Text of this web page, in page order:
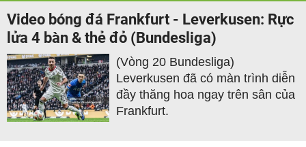
Video bóng đá Frankfurt - Leverkusen: Rực
lửa 4 bàn & thẻ đỏ (Bundesliga)
(Vòng 20 Bundesliga)
Leverkusen đã có màn trình diễn
đầy thăng hoa ngay trên sân của
Frankfurt.